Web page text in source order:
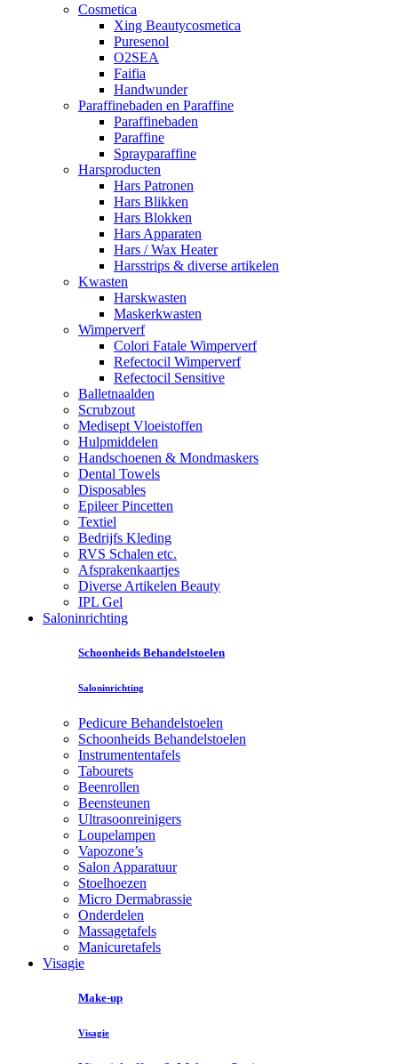
Cosmetica
Xing Beautycosmetica
Puresenol
O2SEA
Faifia
Handwunder
Paraffinebaden en Paraffine
Paraffinebaden
Paraffine
Sprayparaffine
Harsproducten
Hars Patronen
Hars Blikken
Hars Blokken
Hars Apparaten
Hars / Wax Heater
Harsstrips & diverse artikelen
Kwasten
Harskwasten
Maskerkwasten
Wimperverf
Colori Fatale Wimperverf
Refectocil Wimperverf
Refectocil Sensitive
Balletnaalden
Scrubzout
Medisept Vloeistoffen
Hulpmiddelen
Handschoenen & Mondmaskers
Dental Towels
Disposables
Epileer Pincetten
Textiel
Bedrijfs Kleding
RVS Schalen etc.
Afsprakenkaartjes
Diverse Artikelen Beauty
IPL Gel
Saloninrichting
Schoonheids Behandelstoelen
Saloninrichting
Pedicure Behandelstoelen
Schoonheids Behandelstoelen
Instrumententafels
Tabourets
Beenrollen
Beensteunen
Ultrasoonreinigers
Loupelampen
Vapozone’s
Salon Apparatuur
Stoelhoezen
Micro Dermabrassie
Onderdelen
Massagetafels
Manicuretafels
Visagie
Make-up
Visagie